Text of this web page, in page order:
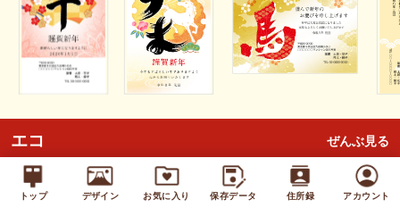
トップ デザイン お気に入り 保存データ 住所録 アカウント
エコ ぜんぶ見る